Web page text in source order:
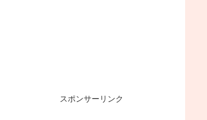
スポンサーリンク